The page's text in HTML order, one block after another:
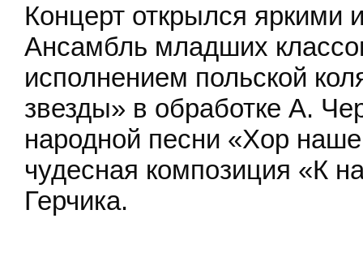
Концерт открылся
Ансамбль младших
исполнением польской
звезды» в обработке А.
народной песни «Хор
чудесная композиция «К
Герчика.